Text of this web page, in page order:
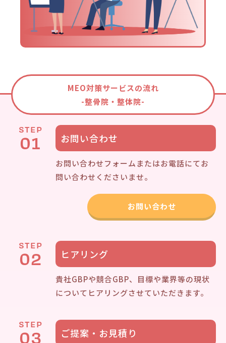
MEO対策サービスの流れ
-整骨院・整体院-
STEP
01 お問い合わせ
お問い合わせフォームまたはお電話にてお
問い合わせくださいませ。
お問い合わせ
STEP
02 ヒアリング
貴社GBPや競合GBP、目標や業界等の現状
についてヒアリングさせていただきます。
STEP
03 ご提案・お見積り